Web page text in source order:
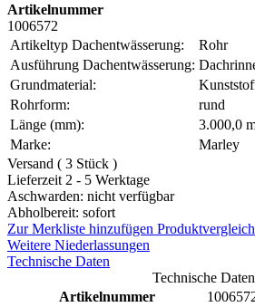
Artikelnummer
1006572
Artikeltyp Dachentwässerung:
Rohr
Ausführung Dachentwässerung:
Grundmaterial:
Rohrform:
rund
Länge (mm):
3.000,0
Marke:
Marley
Versand ( 3 Stück )
Lieferzeit 2 - 5 Werktage
Aschwarden: nicht verfügbar
Abholbereit: sofort
Zur Merkliste hinzufügen Produktvergleich
Weitere Niederlassungen
Technische Daten
Technische Daten
Artikelnummer